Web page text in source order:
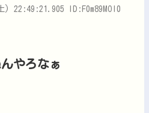
) 22:49:21.905 ID:F0m89MOl0
やろなぁ